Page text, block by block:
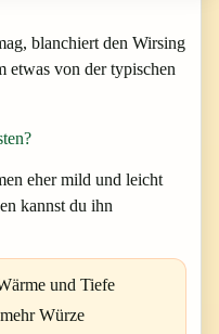
blanchiert den Wirsing
etwas von der typischen
eher mild und leicht
kannst du ihn
und Tiefe
Würze